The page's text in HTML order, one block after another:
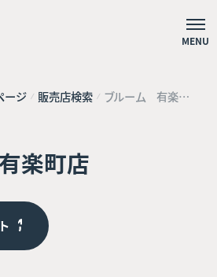
MENU
ージ 販売店検索 ブルーム 有楽町
店
楽町店